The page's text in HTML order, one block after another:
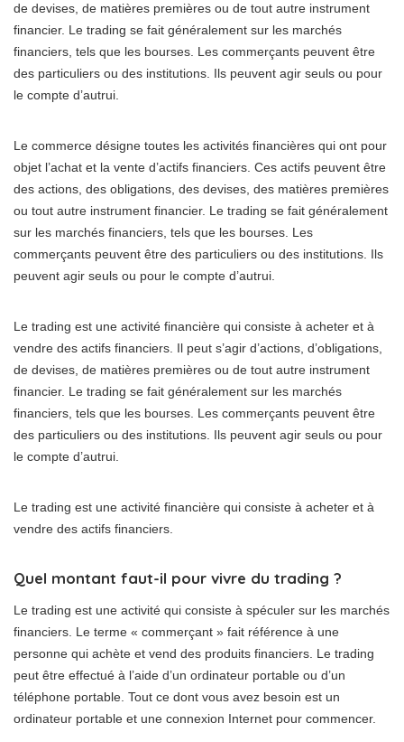
de devises, de matières premières ou de tout autre instrument
financier. Le trading se fait généralement sur les marchés
financiers, tels que les bourses. Les commerçants peuvent être
des particuliers ou des institutions. Ils peuvent agir seuls ou pour
le compte d’autrui.
Le commerce désigne toutes les activités financières qui ont pour
objet l’achat et la vente d’actifs financiers. Ces actifs peuvent être
des actions, des obligations, des devises, des matières premières
ou tout autre instrument financier. Le trading se fait généralement
sur les marchés financiers, tels que les bourses. Les
commerçants peuvent être des particuliers ou des institutions. Ils
peuvent agir seuls ou pour le compte d’autrui.
Le trading est une activité financière qui consiste à acheter et à
vendre des actifs financiers. Il peut s’agir d’actions, d’obligations,
de devises, de matières premières ou de tout autre instrument
financier. Le trading se fait généralement sur les marchés
financiers, tels que les bourses. Les commerçants peuvent être
des particuliers ou des institutions. Ils peuvent agir seuls ou pour
le compte d’autrui.
Le trading est une activité financière qui consiste à acheter et à
vendre des actifs financiers.
Quel montant faut-il pour vivre du trading ?
Le trading est une activité qui consiste à spéculer sur les marchés
financiers. Le terme « commerçant » fait référence à une
personne qui achète et vend des produits financiers. Le trading
peut être effectué à l’aide d’un ordinateur portable ou d’un
téléphone portable. Tout ce dont vous avez besoin est un
ordinateur portable et une connexion Internet pour commencer.